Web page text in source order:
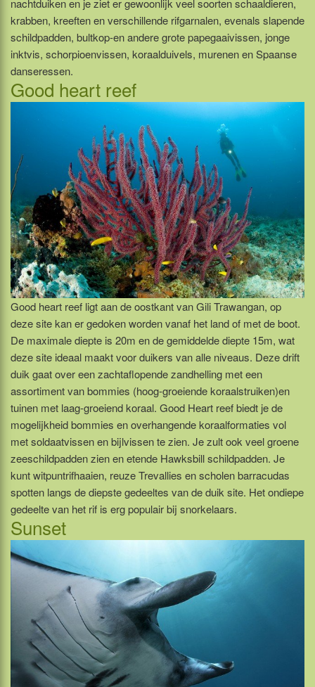
nachtduiken en je ziet er gewoonlijk veel soorten schaaldieren,
krabben, kreeften en verschillende rifgarnalen, evenals slapende
schildpadden, bultkop-en andere grote papegaaivissen, jonge
inktvis, schorpioenvissen, koraalduivels, murenen en Spaanse
danseressen.
Good heart reef
Good heart reef ligt aan de oostkant van Gili Trawangan, op
deze site kan er gedoken worden vanaf het land of met de boot.
De maximale diepte is 20m en de gemiddelde diepte 15m, wat
deze site ideaal maakt voor duikers van alle niveaus. Deze drift
duik gaat over een zachtaflopende zandhelling met een
assortiment van bommies (hoog-groeiende koraalstruiken)en
tuinen met laag-groeiend koraal. Good Heart reef biedt je de
mogelijkheid bommies en overhangende koraalformaties vol
met soldaatvissen en bijlvissen te zien. Je zult ook veel groene
zeeschildpadden zien en etende Hawksbill schildpadden. Je
kunt witpuntrifhaaien, reuze Trevallies en scholen barracudas
spotten langs de diepste gedeeltes van de duik site. Het ondiepe
gedeelte van het rif is erg populair bij snorkelaars.
Sunset